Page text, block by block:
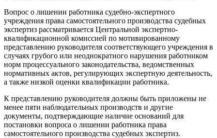
Вопрос о лишении работника судебно-экспертного
учреждения права самостоятельного производства судебных
экспертиз рассматривается Центральной экспертно-
квалификационной комиссией по мотивированному
представлению руководителя соответствующего учреждения в
случаях грубого или неоднократного нарушения работником
норм процессуального законодательства, ведомственных
нормативных актов, регулирующих экспертную деятельность,
а также низкой оценки квалификации работника.
К представлению руководителя должны быть приложены не
менее пяти наблюдательных производств и другие
документы, подтверждающие наличие оснований для
постановки вопроса о лишении работника права
самостоятельного производства судебных экспертиз.